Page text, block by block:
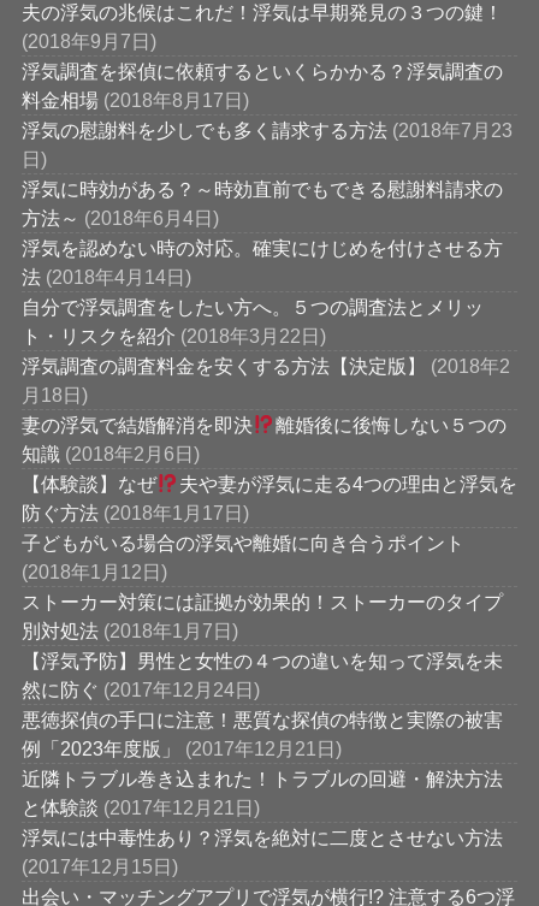
夫の浮気の兆候はこれだ！浮気は早期発見の３つの鍵！
(2018年9月7日)
浮気調査を探偵に依頼するといくらかかる？浮気調査の
料金相場 (2018年8月17日)
浮気の慰謝料を少しでも多く請求する方法 (2018年7月23
日)
浮気に時効がある？～時効直前でもできる慰謝料請求の
方法～ (2018年6月4日)
浮気を認めない時の対応。確実にけじめを付けさせる方
法 (2018年4月14日)
自分で浮気調査をしたい方へ。５つの調査法とメリッ
ト・リスクを紹介 (2018年3月22日)
浮気調査の調査料金を安くする方法【決定版】
(2018年2
月18日)
妻の浮気で結婚解消を即決
離婚後に後悔しない５つの
知識 (2018年2月6日)
【体験談】なぜ
夫や妻が浮気に走る4つの理由と浮気を
防ぐ方法 (2018年1月17日)
子どもがいる場合の浮気や離婚に向き合うポイント
(2018年1月12日)
ストーカー対策には証拠が効果的！ストーカーのタイプ
別対処法 (2018年1月7日)
【浮気予防】男性と女性の４つの違いを知って浮気を未
然に防ぐ (2017年12月24日)
悪徳探偵の手口に注意！悪質な探偵の特徴と実際の被害
例「2023年度版」
(2017年12月21日)
近隣トラブル巻き込まれた！トラブルの回避・解決方法
と体験談 (2017年12月21日)
浮気には中毒性あり？浮気を絶対に二度とさせない方法
(2017年12月15日)
出会い・マッチングアプリで浮気が横行!? 注意する6つ浮